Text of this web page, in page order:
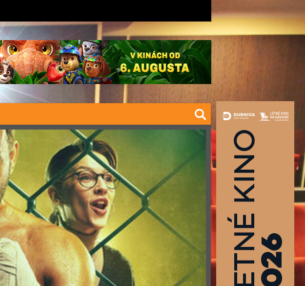
kino@dubnica.eu 042/445 57 64 (správa kina)